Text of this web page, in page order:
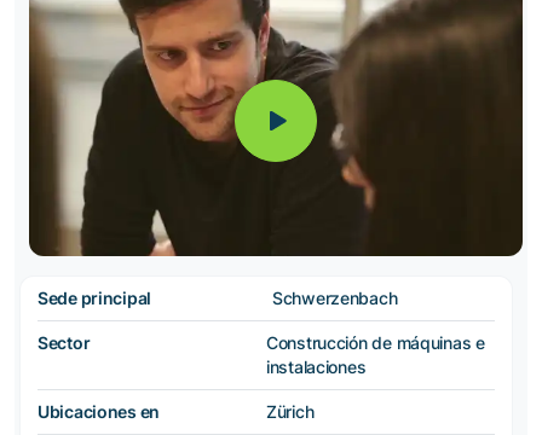
Sede principal Schwerzenbach
Sector
Construcción de máquinas e
instalaciones
Ubicaciones en Zürich